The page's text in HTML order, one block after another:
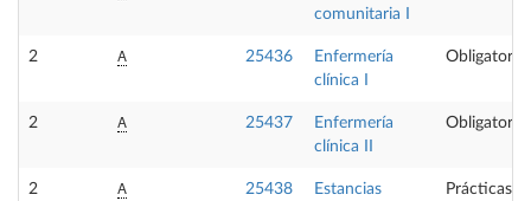
comunitaria I
2 A 25436
Enfermería
clínica I
Obligatoria
2 A 25437
Enfermería
clínica II
Obligatoria
2 A 25438
Estancias
Prácticas